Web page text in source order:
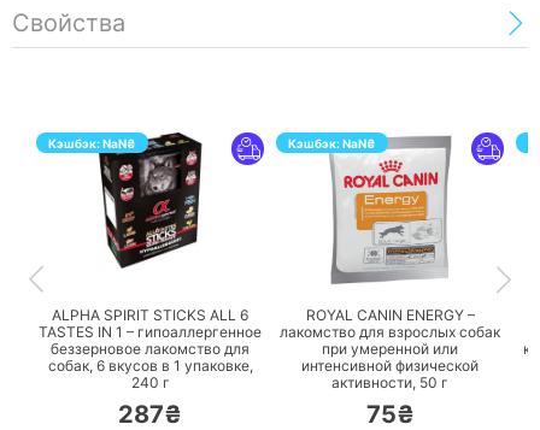
Свойства
Кэшбэк:NaN₴
ПЕРЕЙТИ
ALPHA SPIRIT STICKS ALL 6
TASTES IN 1 – гипоаллергенное
беззерновое лакомство для
собак, 6 вкусов в 1 упаковке,
240 г
287₴
Кэшбэк:NaN₴
ПЕРЕЙТИ
ROYAL CANIN ENERGY –
лакомство для взрослых собак
при умеренной или
интенсивной физической
активности, 50 г
75₴